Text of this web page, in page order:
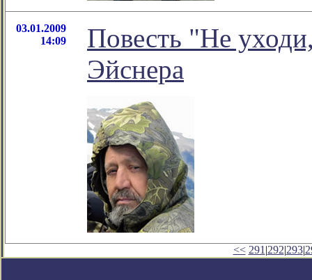
03.01.2009
14:09
Повесть "Не
Эйснера
<< 291 |292|293|